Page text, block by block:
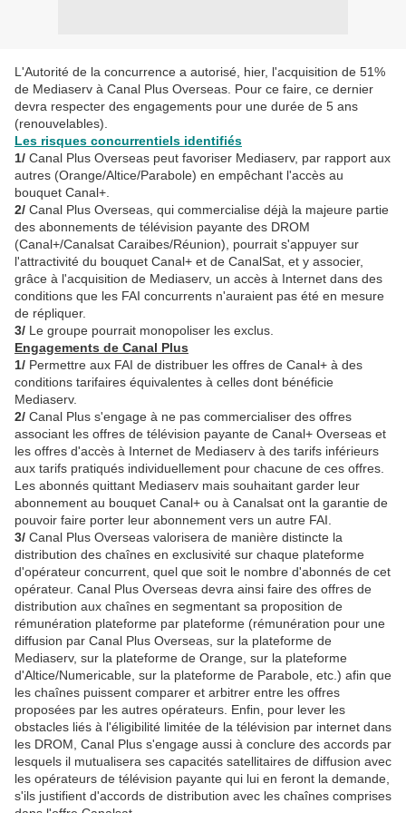
L'Autorité de la concurrence a autorisé, hier, l'acquisition de 51%
de Mediaserv à Canal Plus Overseas. Pour ce faire, ce dernier
devra respecter des engagements pour une durée de 5 ans
(renouvelables).
Les risques concurrentiels identifiés
1/ Canal Plus Overseas peut favoriser Mediaserv, par rapport aux
autres (Orange/Altice/Parabole) en empêchant l'accès au
bouquet Canal+.
2/ Canal Plus Overseas, qui commercialise déjà la majeure partie
des abonnements de télévision payante des DROM
(Canal+/Canalsat Caraibes/Réunion), pourrait s'appuyer sur
l'attractivité du bouquet Canal+ et de CanalSat, et y associer,
grâce à l'acquisition de Mediaserv, un accès à Internet dans des
conditions que les FAI concurrents n'auraient pas été en mesure
de répliquer.
3/ Le groupe pourrait monopoliser les exclus.
Engagements de Canal Plus
1/ Permettre aux FAI de distribuer les offres de Canal+ à des
conditions tarifaires équivalentes à celles dont bénéficie
Mediaserv.
2/ Canal Plus s'engage à ne pas commercialiser des offres
associant les offres de télévision payante de Canal+ Overseas et
les offres d'accès à Internet de Mediaserv à des tarifs inférieurs
aux tarifs pratiqués individuellement pour chacune de ces offres.
Les abonnés quittant Mediaserv mais souhaitant garder leur
abonnement au bouquet Canal+ ou à Canalsat ont la garantie de
pouvoir faire porter leur abonnement vers un autre FAI.
3/ Canal Plus Overseas valorisera de manière distincte la
distribution des chaînes en exclusivité sur chaque plateforme
d'opérateur concurrent, quel que soit le nombre d'abonnés de cet
opérateur. Canal Plus Overseas devra ainsi faire des offres de
distribution aux chaînes en segmentant sa proposition de
rémunération plateforme par plateforme (rémunération pour une
diffusion par Canal Plus Overseas, sur la plateforme de
Mediaserv, sur la plateforme de Orange, sur la plateforme
d'Altice/Numericable, sur la plateforme de Parabole, etc.) afin que
les chaînes puissent comparer et arbitrer entre les offres
proposées par les autres opérateurs. Enfin, pour lever les
obstacles liés à l'éligibilité limitée de la télévision par internet dans
les DROM, Canal Plus s'engage aussi à conclure des accords par
lesquels il mutualisera ses capacités satellitaires de diffusion avec
les opérateurs de télévision payante qui lui en feront la demande,
s'ils justifient d'accords de distribution avec les chaînes comprises